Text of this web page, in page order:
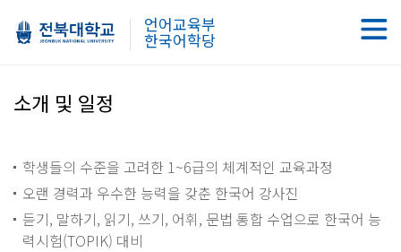
언어교육부
한국어학당
소개 및 일정
학생들의 수준을 고려한 1~6급의 체계적인 교육과정
오랜 경력과 우수한 능력을 갖춘 한국어 강사진
듣기, 말하기, 읽기, 쓰기, 어휘, 문법 통합 수업으로 한국어 능
력시험(TOPIK) 대비